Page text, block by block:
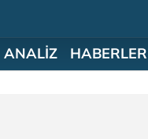
ANALİZ HABERLER